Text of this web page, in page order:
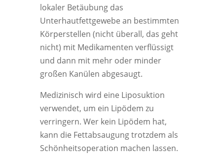
lokaler Betäubung das
Unterhautfettgewebe an bestimmten
Körperstellen (nicht überall, das geht
nicht) mit Medikamenten verflüssigt
und dann mit mehr oder minder
großen Kanülen abgesaugt.
Medizinisch wird eine Liposuktion
verwendet, um ein Lipödem zu
verringern. Wer kein Lipödem hat,
kann die Fettabsaugung trotzdem als
Schönheitsoperation machen lassen.